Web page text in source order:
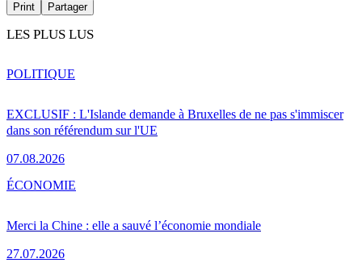
Print Partager
LES PLUS LUS
EXCLUSIF : L'Islande demande à Bruxelles de ne pas s'immiscer
dans son référendum sur l'UE
07.08.2026
POLITIQUE
Merci la Chine : elle a sauvé l’économie mondiale
27.07.2026
ÉCONOMIE